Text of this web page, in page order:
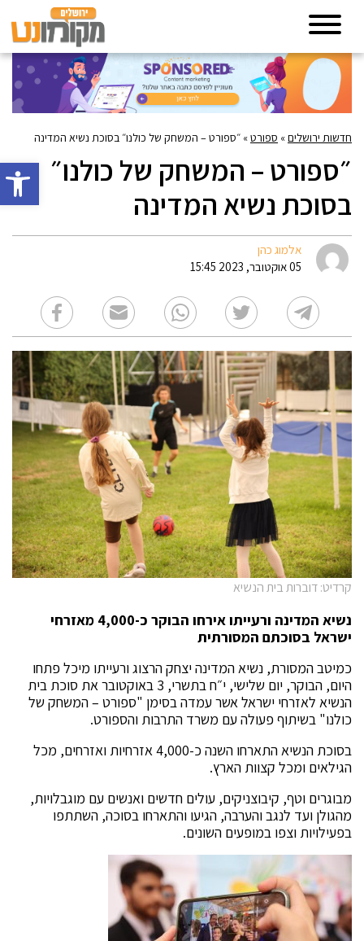
פתח
חדשות ירושלים» ספורט» ״ספורט – המשחק של כולנו״ בסוכת נשיא המדינה
״ספורט – המשחק של כולנו״
בסוכת נשיא המדינה
אלמוג כהן
05 אוקטובר, 2023 15:45
קרדיט: דוברות בית הנשיא
נשיא המדינה ורעייתו אירחו הבוקר כ-4,000 מאזרחי
ישראל בסוכתם המסורתית
כמיטב המסורת, נשיא המדינה יצחק הרצוג ורעייתו מיכל פתחו
היום, הבוקר, יום שלישי, י״ח בתשרי, 3 באוקטובר את סוכת בית
הנשיא לאזרחי ישראל אשר עמדה בסימן "ספורט – המשחק של
כולנו" בשיתוף פעולה עם משרד התרבות והספורט.
בסוכת הנשיא התארחו השנה כ-4,000 אזרחיות ואזרחים, מכל
הגילאים ומכל קצוות הארץ.
מבוגרים וטף, קיבוצניקים, עולים חדשים ואנשים עם מוגבלויות,
מהגולן ועד לנגב והערבה, הגיעו והתארחו בסוכה, השתתפו
בפעילויות וצפו במופעים השונים.